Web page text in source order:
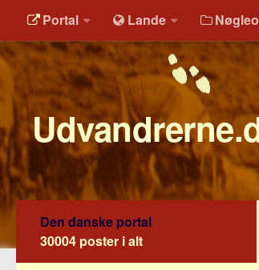
Portal Lande
Den danske portal
30004 poster i alt